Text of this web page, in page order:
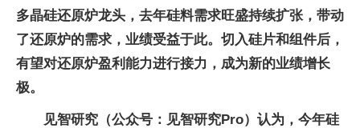
多晶硅还原炉龙头，去年硅料需求旺盛持续扩张，带动
了还原炉的需求，业绩受益于此。切入硅片和组件后，
有望对还原炉盈利能力进行接力，成为新的业绩增长
极。
见智研究（公众号：见智研究Pro）认为，今年硅